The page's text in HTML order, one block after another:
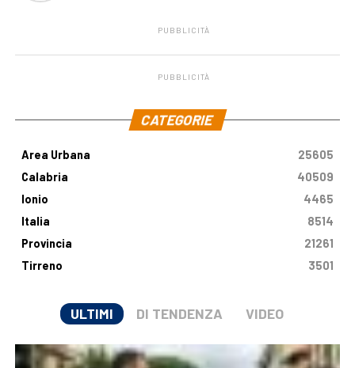
PUBBLICITÀ
PUBBLICITÀ
CATEGORIE
Area Urbana
25605
Calabria
40509
Ionio
4465
Italia
8514
Provincia
21261
Tirreno
3501
ULTIMI DI TENDENZA VIDEO